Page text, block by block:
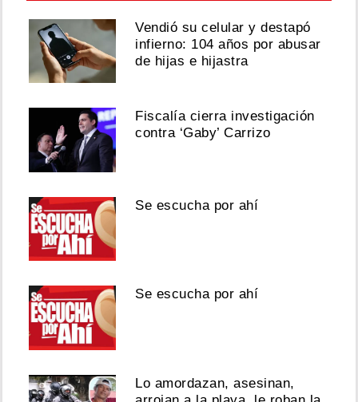
Vendió su celular y destapó
infierno: 104 años por abusar
de hijas e hijastra
Fiscalía cierra investigación
contra ‘Gaby’ Carrizo
Se escucha por ahí
Se escucha por ahí
Lo amordazan, asesinan,